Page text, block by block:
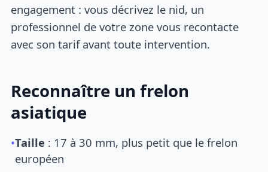
engagement : vous décrivez le nid, un
professionnel de votre zone vous recontacte
avec son tarif avant toute intervention.
Reconnaître un frelon
asiatique
•Taille : 17 à 30 mm, plus petit que le frelon
européen